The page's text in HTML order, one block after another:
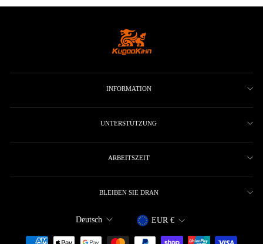
INFORMATION
UNTERSTÜTZUNG
ARBEITSZEIT
BLEIBEN SIE DRAN
Sprache
Deutsch Währung
EUR €